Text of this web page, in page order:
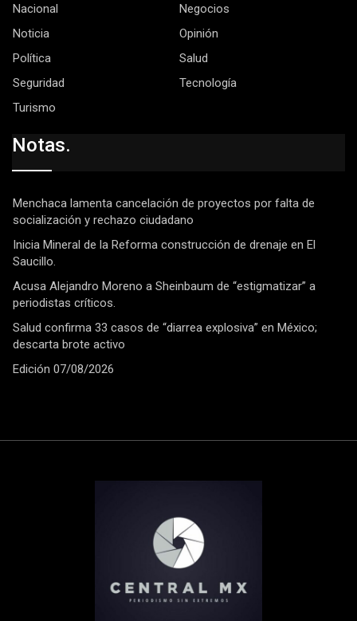
Nacional
Negocios
Noticia
Opinión
Política
Salud
Seguridad
Tecnología
Turismo
Notas.
Menchaca lamenta cancelación de proyectos por falta de
socialización y rechazo ciudadano
Inicia Mineral de la Reforma construcción de drenaje en El
Saucillo.
Acusa Alejandro Moreno a Sheinbaum de “estigmatizar” a
periodistas críticos.
Salud confirma 33 casos de “diarrea explosiva” en México;
descarta brote activo
Edición 07/08/2026